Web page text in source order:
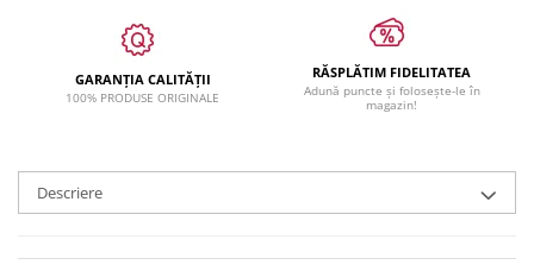
GARANȚIA CALITĂȚII
100% PRODUSE ORIGINALE
RĂSPLĂTIM FIDELITATEA
Adună puncte și folosește-le în
magazin!
Descriere